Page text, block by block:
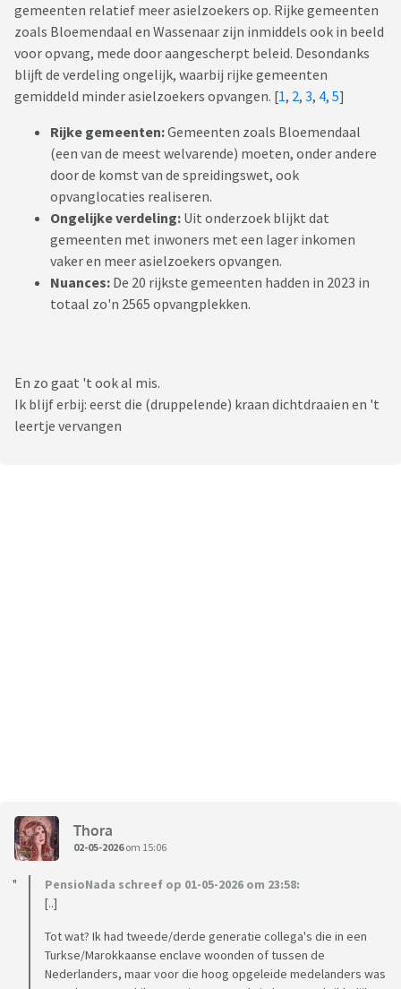
gemeenten relatief meer asielzoekers op. Rijke gemeenten
zoals Bloemendaal en Wassenaar zijn inmiddels ook in beeld
voor opvang, mede door aangescherpt beleid. Desondanks
blijft de verdeling ongelijk, waarbij rijke gemeenten
gemiddeld minder asielzoekers opvangen. [1, 2, 3, 4, 5]
Rijke gemeenten:Gemeenten zoals Bloemendaal
(een van de meest welvarende) moeten, onder andere
door de komst van de spreidingswet, ook
opvanglocaties realiseren.
Ongelijke verdeling: Uit onderzoek blijkt dat
gemeenten met inwoners met een lager inkomen
vaker en meer asielzoekers opvangen.
Nuances: De 20 rijkste gemeenten hadden in 2023 in
totaal zo'n 2565 opvangplekken.
En zo gaat 't ook al mis.
Ik blijf erbij: eerst die (druppelende) kraan dichtdraaien en 't
leertje vervangen
Thora
02-05-2026om 15:06
PensioNada schreef op 01-05-2026 om 23:58:
[..]
Tot wat? Ik had tweede/derde generatie collega's die in een
Turkse/Marokkaanse enclave woonden of tussen de
Nederlanders, maar voor die hoog opgeleide medelanders was